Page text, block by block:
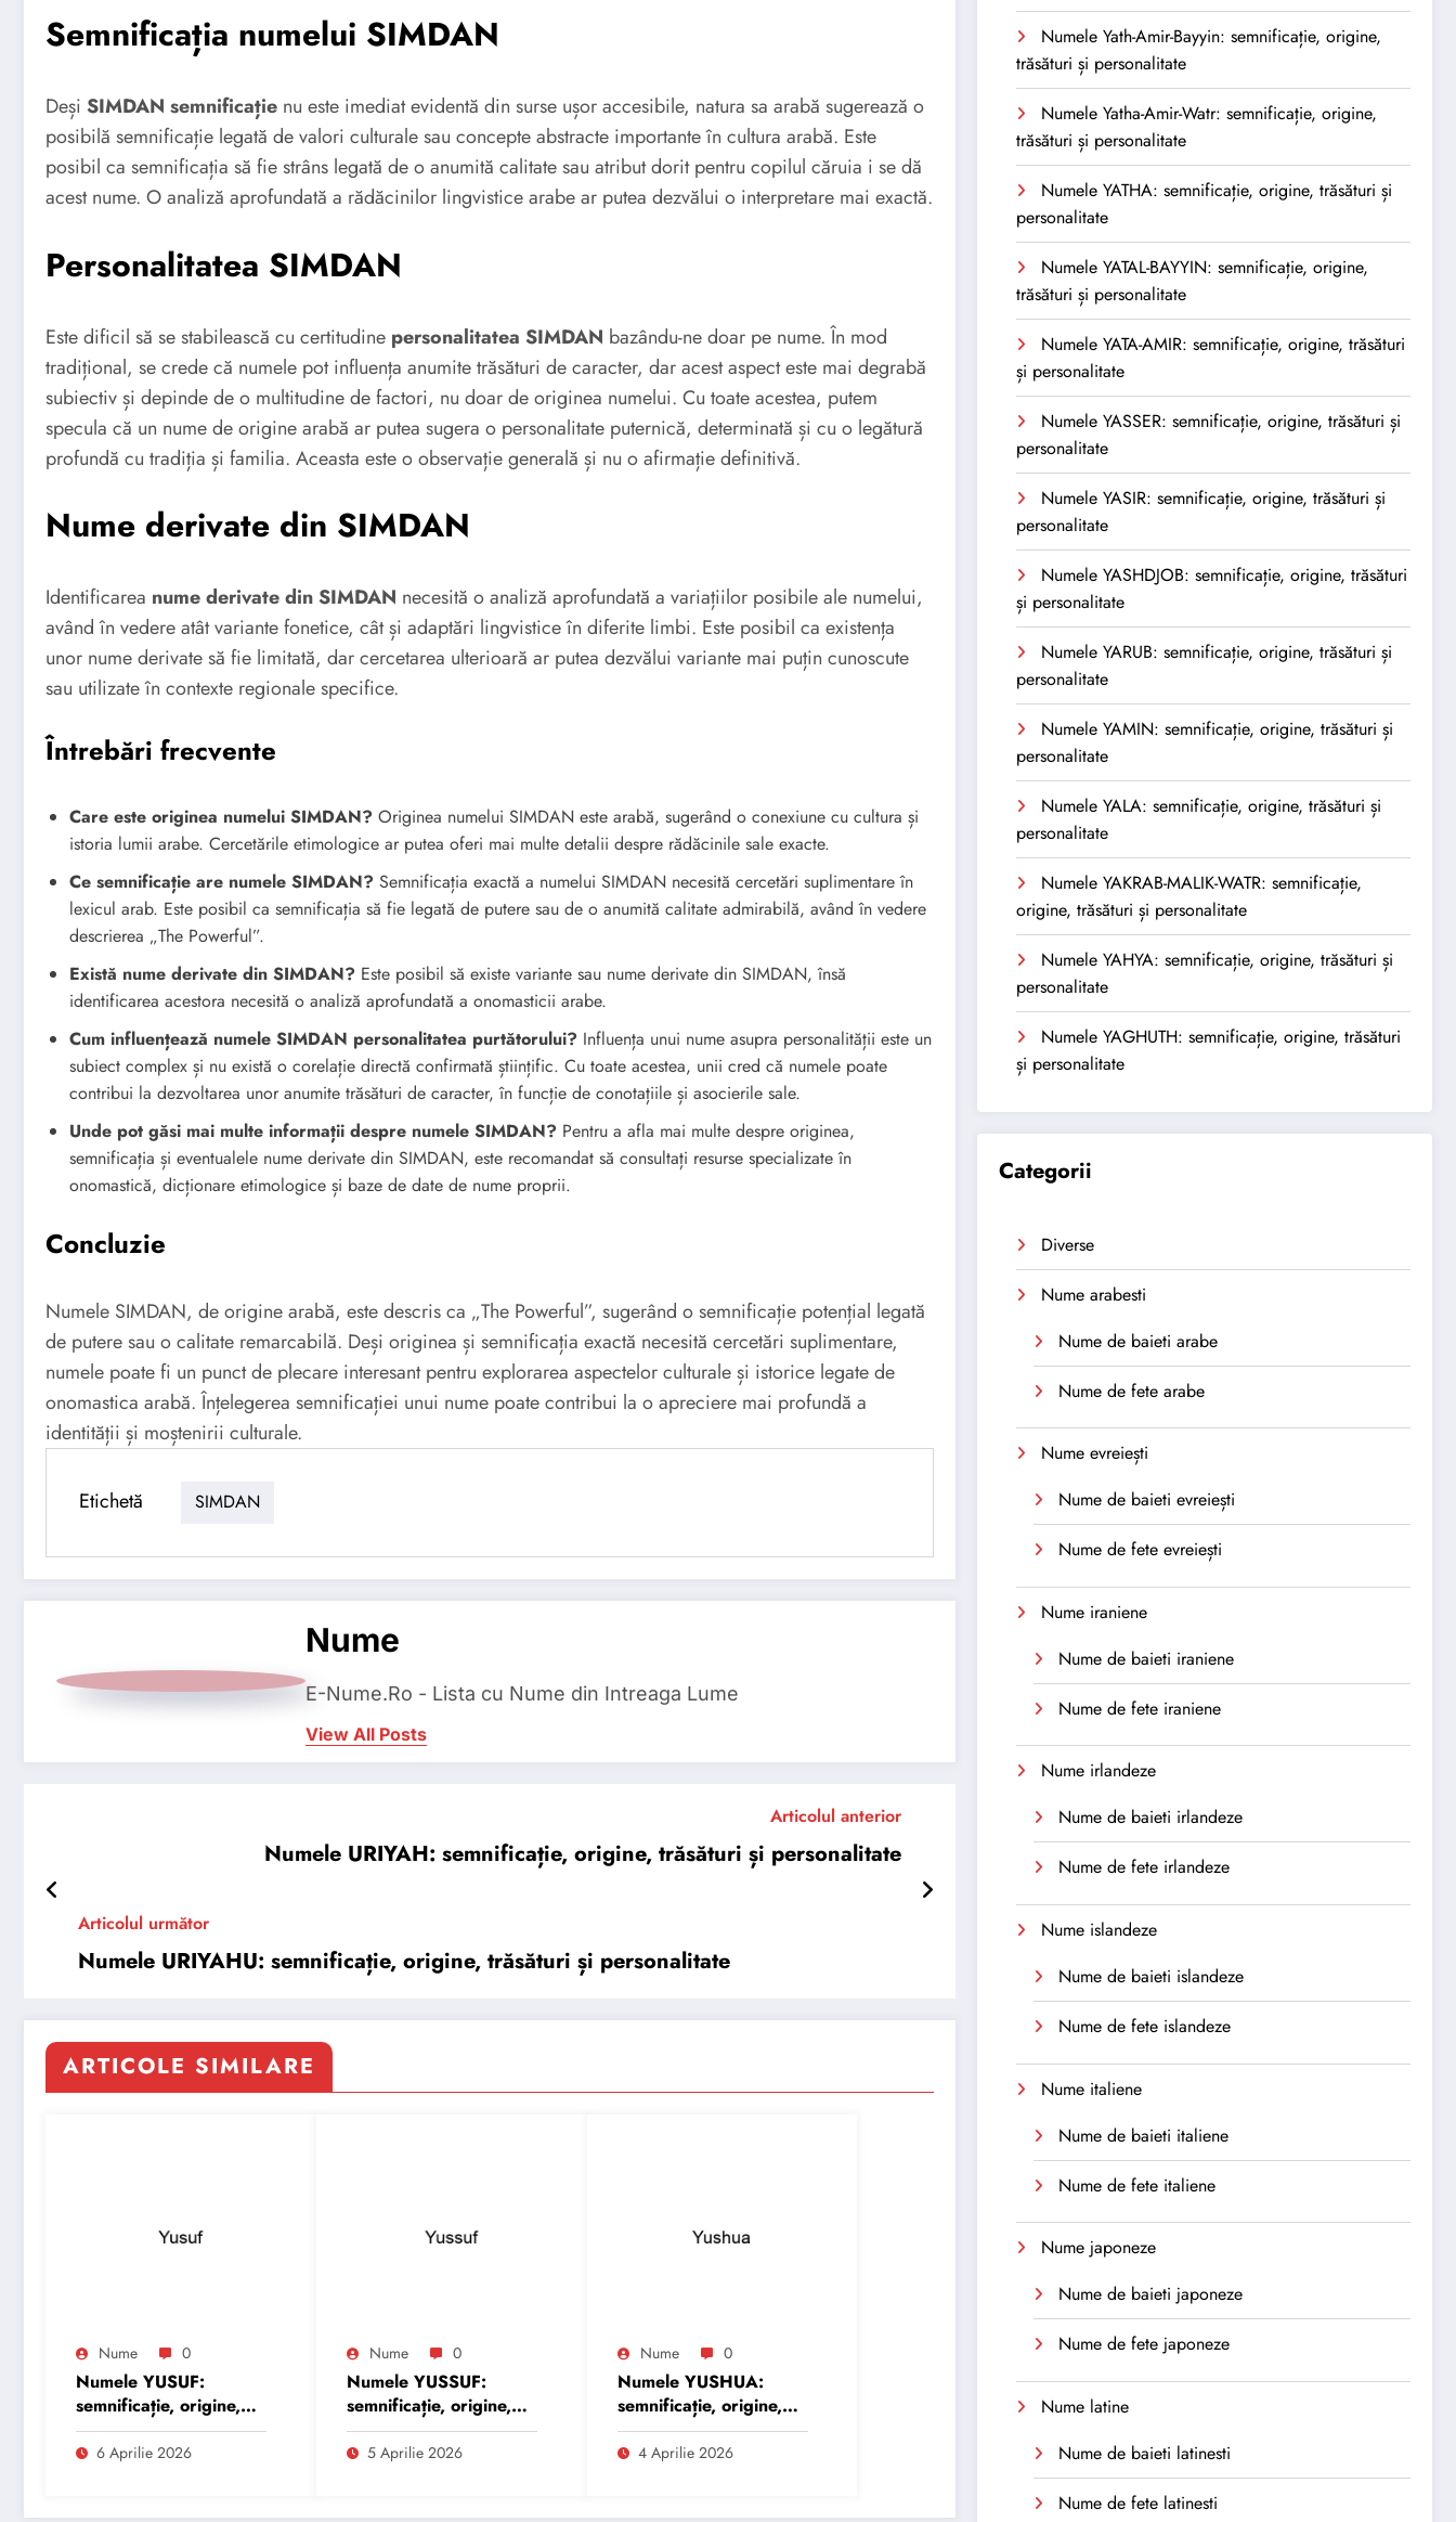
Semnificația numelui SIMDAN
Deși SIMDAN semnificație nu este imediat evidentă din surse ușor accesibile, natura sa arabă sugerează o
posibilă semnificație legată de valori culturale sau concepte abstracte importante în cultura arabă. Este
posibil ca semnificația să fie strâns legată de o anumită calitate sau atribut dorit pentru copilul căruia i se dă
acest nume. O analiză aprofundată a rădăcinilor lingvistice arabe ar putea dezvălui o interpretare mai exactă.
Personalitatea SIMDAN
Este dificil să se stabilească cu certitudine personalitatea SIMDAN bazându-ne doar pe nume. În mod
tradițional, se crede că numele pot influența anumite trăsături de caracter, dar acest aspect este mai degrabă
subiectiv și depinde de o multitudine de factori, nu doar de originea numelui. Cu toate acestea, putem
specula că un nume de origine arabă ar putea sugera o personalitate puternică, determinată și cu o legătură
profundă cu tradiția și familia. Aceasta este o observație generală și nu o afirmație definitivă.
Nume derivate din SIMDAN
Identificarea nume derivate din SIMDAN necesită o analiză aprofundată a variațiilor posibile ale numelui,
având în vedere atât variante fonetice, cât și adaptări lingvistice în diferite limbi. Este posibil ca existența
unor nume derivate să fie limitată, dar cercetarea ulterioară ar putea dezvălui variante mai puțin cunoscute
sau utilizate în contexte regionale specifice.
Întrebări frecvente
Care este originea numelui SIMDAN? Originea numelui SIMDAN este arabă, sugerând o conexiune cu cultura și
istoria lumii arabe. Cercetările etimologice ar putea oferi mai multe detalii despre rădăcinile sale exacte.
Ce semnificație are numele SIMDAN? Semnificația exactă a numelui SIMDAN necesită cercetări suplimentare în
lexicul arab. Este posibil ca semnificația să fie legată de putere sau de o anumită calitate admirabilă, având în vedere
descrierea „The Powerful”.
Există nume derivate din SIMDAN? Este posibil să existe variante sau nume derivate din SIMDAN, însă
identificarea acestora necesită o analiză aprofundată a onomasticii arabe.
Cum influențează numele SIMDAN personalitatea purtătorului? Influența unui nume asupra personalității este un
subiect complex și nu există o corelație directă confirmată științific. Cu toate acestea, unii cred că numele poate
contribui la dezvoltarea unor anumite trăsături de caracter, în funcție de conotațiile și asocierile sale.
Unde pot găsi mai multe informații despre numele SIMDAN? Pentru a afla mai multe despre originea,
semnificația și eventualele nume derivate din SIMDAN, este recomandat să consultați resurse specializate în
onomastică, dicționare etimologice și baze de date de nume proprii.
Concluzie
Numele SIMDAN, de origine arabă, este descris ca „The Powerful”, sugerând o semnificație potențial legată
de putere sau o calitate remarcabilă. Deși originea și semnificația exactă necesită cercetări suplimentare,
numele poate fi un punct de plecare interesant pentru explorarea aspectelor culturale și istorice legate de
onomastica arabă. Înțelegerea semnificației unui nume poate contribui la o apreciere mai profundă a
identității și moștenirii culturale.
Etichetă SIMDAN
Nume
E-Nume.Ro - Lista cu Nume din Intreaga Lume
View All Posts
Articolul anterior
Numele URIYAH: semnificație, origine, trăsături și personalitate
Articolul următor
Numele URIYAHU: semnificație, origine, trăsături și personalitate
ARTICOLE SIMILARE
Nume 0
Numele YUSUF:
semnificație, origine,
trăsături și
personalitate
6 Aprilie 2026
Nume 0
Numele YUSSUF:
semnificație, origine,
trăsături și
personalitate
5 Aprilie 2026
Nume 0
Numele YUSHUA:
semnificație, origine,
trăsături și
personalitate
4 Aprilie 2026
Numele Yath-Amir-Bayyin: semnificație, origine,
trăsături și personalitate
Numele Yatha-Amir-Watr: semnificație, origine,
trăsături și personalitate
Numele YATHA: semnificație, origine, trăsături și
personalitate
Numele YATAL-BAYYIN: semnificație, origine,
trăsături și personalitate
Numele YATA-AMIR: semnificație, origine, trăsături
și personalitate
Numele YASSER: semnificație, origine, trăsături și
personalitate
Numele YASIR: semnificație, origine, trăsături și
personalitate
Numele YASHDJOB: semnificație, origine, trăsături
și personalitate
Numele YARUB: semnificație, origine, trăsături și
personalitate
Numele YAMIN: semnificație, origine, trăsături și
personalitate
Numele YALA: semnificație, origine, trăsături și
personalitate
Numele YAKRAB-MALIK-WATR: semnificație,
origine, trăsături și personalitate
Numele YAHYA: semnificație, origine, trăsături și
personalitate
Numele YAGHUTH: semnificație, origine, trăsături
și personalitate
Categorii
Diverse
Nume arabesti
Nume de baieti arabe
Nume de fete arabe
Nume evreiești
Nume de baieti evreiești
Nume de fete evreiești
Nume iraniene
Nume de baieti iraniene
Nume de fete iraniene
Nume irlandeze
Nume de baieti irlandeze
Nume de fete irlandeze
Nume islandeze
Nume de baieti islandeze
Nume de fete islandeze
Nume italiene
Nume de baieti italiene
Nume de fete italiene
Nume japoneze
Nume de baieti japoneze
Nume de fete japoneze
Nume latine
Nume de baieti latinesti
Nume de fete latinesti